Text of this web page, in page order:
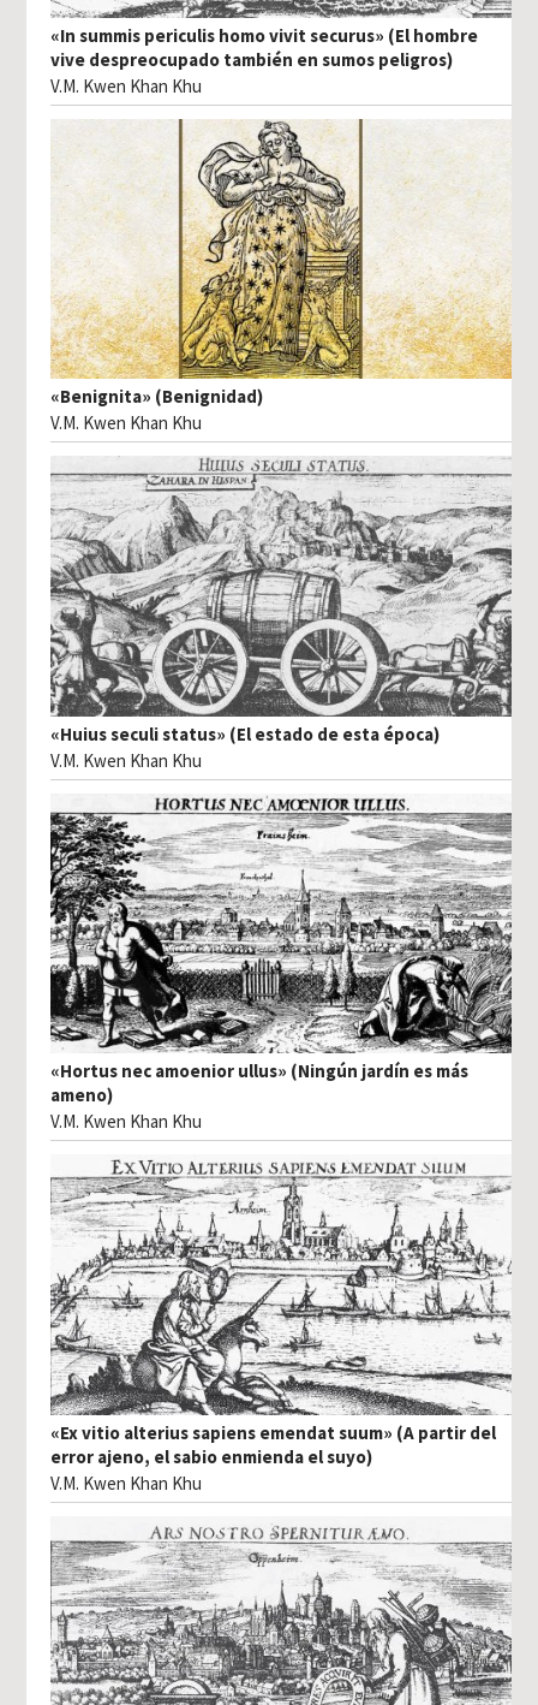
«In summis periculis homo vivit securus» (El hombre
vive despreocupado también en sumos peligros)
V.M. Kwen Khan Khu
«Benignita» (Benignidad)
V.M. Kwen Khan Khu
«Huius seculi status» (El estado de esta época)
V.M. Kwen Khan Khu
«Hortus nec amoenior ullus» (Ningún jardín es más
ameno)
V.M. Kwen Khan Khu
«Ex vitio alterius sapiens emendat suum» (A partir del
error ajeno, el sabio enmienda el suyo)
V.M. Kwen Khan Khu